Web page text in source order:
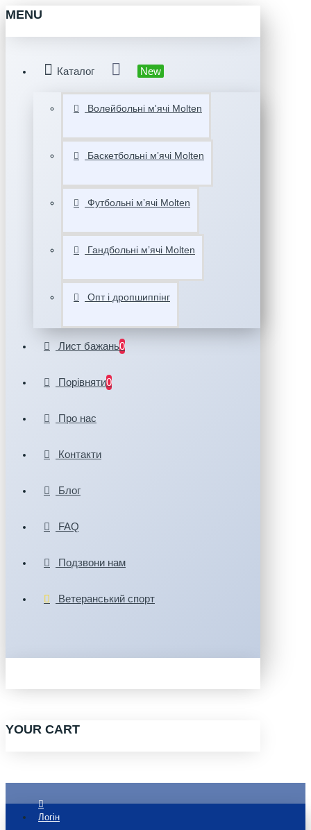
MENU
Каталог New
Волейбольні м'ячі Molten
Баскетбольні мʼячі Molten
Футбольні мʼячі Molten
Гандбольні мʼячі Molten
Опт і дропшиппінг
Лист бажань0
Порівняти0
Про нас
Контакти
Блог
FAQ
Подзвони нам
Ветеранський спорт
YOUR CART
Логін